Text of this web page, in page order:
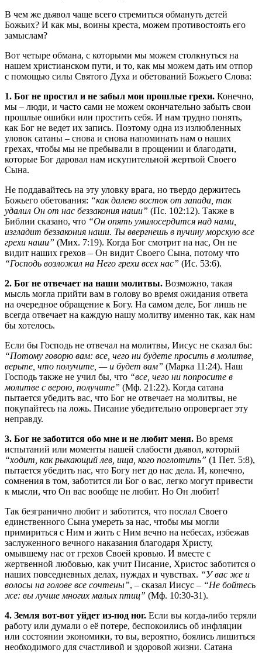
В чем же дьявол чаще всего стремиться обмануть детей
Божьих? И как мы, воины креста, можем противостоять его
замыслам?
Вот четыре обмана, с которыми мы можем столкнуться на
нашем христианском пути, и то, как мы можем дать им отпор
с помощью силы Святого Духа и обетований Божьего Слова:
1. Бог не простил и не забыл мои прошлые грехи. Конечно,
мы – люди, и часто сами не можем окончательно забыть свои
прошлые ошибки или простить себя. И нам трудно понять,
как Бог не ведет их запись. Поэтому одна из излюбленных
уловок сатаны – снова и снова напоминать нам о наших
грехах, чтобы мы не пребывали в прощении и благодати,
которые Бог даровал нам искупительной жертвой Своего
Сына.
Не поддавайтесь на эту уловку врага, но твердо держитесь
Божьего обетования: “как далеко восток от запада, так
удалил Он от нас беззакония наши” (Пс. 102:12). Также в
Библии сказано, что “Он опять умилосердится над нами,
изгладит беззакония наши. Ты ввергнешь в пучину морскую все
грехи наши” (Мих. 7:19). Когда Бог смотрит на нас, Он не
видит наших грехов – Он видит Своего Сына, потому что
“Господь возложил на Него грехи всех нас” (Ис. 53:6).
2. Бог не отвечает на наши молитвы. Возможно, такая
мысль могла прийти вам в голову во время ожидания ответа
на очередное обращение к Богу. На самом деле, Бог лишь не
всегда отвечает на каждую нашу молитву именно так, как нам
бы хотелось.
Если бы Господь не отвечал на молитвы, Иисус не сказал бы:
“Потому говорю вам: все, чего ни будете просить в молитве,
верьте, что получите, — и будет вам” (Марка 11:24). Наш
Господь также не учил бы, что “все, чего ни попросите в
молитве с верою, получите” (Мф. 21:22). Когда сатана
пытается убедить вас, что Бог не отвечает на молитвы, не
покупайтесь на ложь. Писание убедительно опровергает эту
неправду.
3. Бог не заботится обо мне и не любит меня. Во время
испытаний или моменты нашей слабости дьявол, который
“ходит, как рыкающий лев, ища, кого поглотить” (1 Пет. 5:8),
пытается убедить нас, что Богу нет до нас дела. И, конечно,
сомнения в том, заботится ли Бог о вас, легко могут привести
к мысли, что Он вас вообще не любит. Но Он любит!
Так безгранично любит и заботится, что послал Своего
единственного Сына умереть за нас, чтобы мы могли
примириться с Ним и жить с Ним вечно на небесах, избежав
заслуженного вечного наказания благодаря Христу,
омывшему нас от грехов Своей кровью. И вместе с
жертвенной любовью, как учит Писание, Христос заботится о
наших повседневных делах, нуждах и чувствах. “У вас же и
волосы на голове все сочтены”, – сказал Иисус – “Не бойтесь
же: вы лучше многих малых птиц” (Мф. 10:30-31).
4. Земля вот-вот уйдет из-под ног. Если вы когда-либо теряли
работу или думали о её потере, беспокоились об инфляции
или состоянии экономики, то вы, вероятно, боялись лишиться
необходимого для счастливой и здоровой жизни. Сатана